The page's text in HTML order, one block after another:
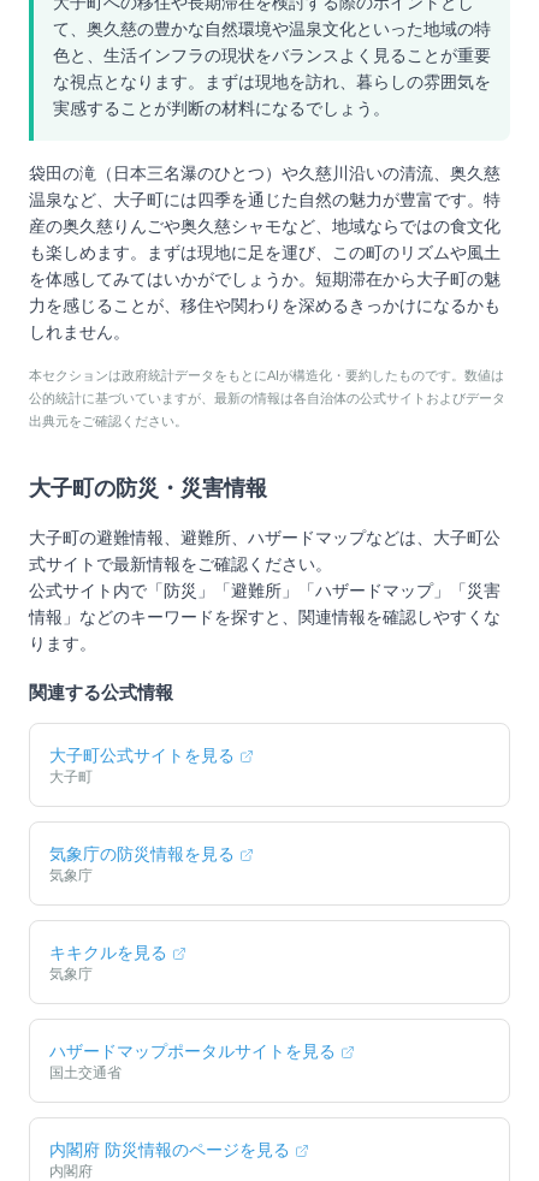
て、奥久慈の豊かな自然環境や温泉文化といった地域の特
色と、生活インフラの現状をバランスよく見ることが重要
な視点となります。まずは現地を訪れ、暮らしの雰囲気を
実感することが判断の材料になるでしょう。
袋田の滝（日本三名瀑のひとつ）や久慈川沿いの清流、奥久慈
温泉など、大子町には四季を通じた自然の魅力が豊富です。特
産の奥久慈りんごや奥久慈シャモなど、地域ならではの食文化
も楽しめます。まずは現地に足を運び、この町のリズムや風土
を体感してみてはいかがでしょうか。短期滞在から大子町の魅
力を感じることが、移住や関わりを深めるきっかけになるかも
しれません。
本セクションは政府統計データをもとにAIが構造化・要約したものです。数値は
公的統計に基づいていますが、最新の情報は各自治体の公式サイトおよびデータ
出典元をご確認ください。
大子町 の防災・災害情報
大子町の避難情報、避難所、ハザードマップなどは、 大子町公
式サイトで最新情報をご確認ください。
公式サイト内で「防災」「避難所」「ハザードマップ」「災害
情報」などのキーワードを探すと、関連情報を確認しやすくな
ります。
関連する公式情報
大子町公式サイトを見る
大子町
気象庁の防災情報を見る
気象庁
キキクルを見る
気象庁
ハザードマップポータルサイトを見る
国土交通省
内閣府 防災情報のページを見る
内閣府